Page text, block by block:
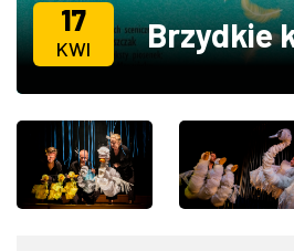
17
KWI Brzydkie